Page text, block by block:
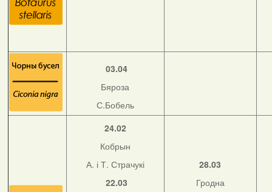
03.04
Бяроза
С.Бобель
24.02
Кобрын
А. і Т. Страчукі
22.03
28.03
Гродна